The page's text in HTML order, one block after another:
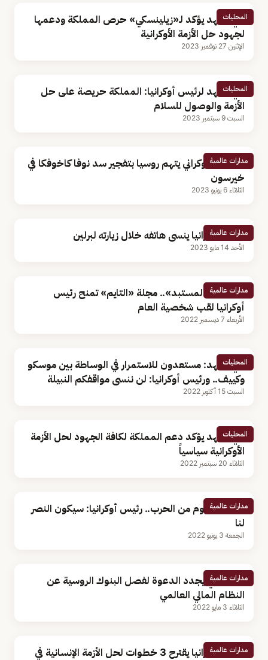
المحليات
ولي العهد يؤكد لـ«زيلينسكي» حرص المملكة ودعمها
لجهود حل الأزمة الأوكرانية
الإثنين 27 نوفمبر 2023
المحليات
ولي العهد لرئيس أوكرانيا: المملكة حريصة على حل
الأزمة والوصول للسلام
السبت 9 سبتمبر 2023
مدارات عالمية
الرئيس الأوكراني يتهم روسيا بتفجير سد نوفا كاخوفكا في
خيرسون
الثلاثاء 6 يونيو 2023
مدارات عالمية
رئيس أوكرانيا ينسى هاتفه خلال زيارته لبرلين
الأحد 14 مايو 2023
مدارات عالمية
وصفته بـ«المستبد».. مجلة «التايم» تمنح رئيس
أوكرانيا لقب شخصية العام
الأربعاء 7 ديسمبر 2022
المحليات
ولي العهد: مستعدون للاستمرار في الوساطة بين موسكو
وكييف.. ورئيس أوكرانيا: لن ننسى مواقفكم النبيلة
السبت 15 أكتوبر 2022
المحليات
ولي العهد يؤكد دعم المملكة لكافة الجهود لحل الأزمة
الأوكرانية سياسياً
الثلاثاء 20 سبتمبر 2022
مدارات عالمية
بعد 100 يوم من الحرب.. رئيس أوكرانيا: سيكون النصر
لنا
الجمعة 3 يونيو 2022
مدارات عالمية
زيلنيسكي يجدد الدعوة لفصل البنوك الروسية عن
النظام المالي العالمي
الثلاثاء 3 مايو 2022
مدارات عالمية
رئيس أوكرانيا يقترح 3 خطوات لحل الأزمة الإنسانية في